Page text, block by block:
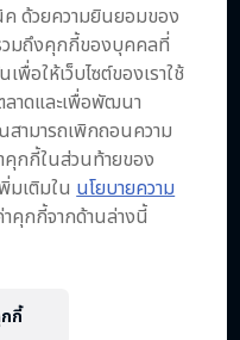
Dust
2024
น
Dakar
their journey to
2025
น
ค ด้วยความยินยอมของ
วมถึงคุกกี้ของบุคคลที่
อให้เว็บไซต์ของเราใช้
ลาดและเพื่อพัฒนา
ามารถเพิกถอนความ
กกี้ในส่วนท้ายของ
มเติมใน นโยบายความ
าคุกกี้จากด้านล่างนี้
กี้